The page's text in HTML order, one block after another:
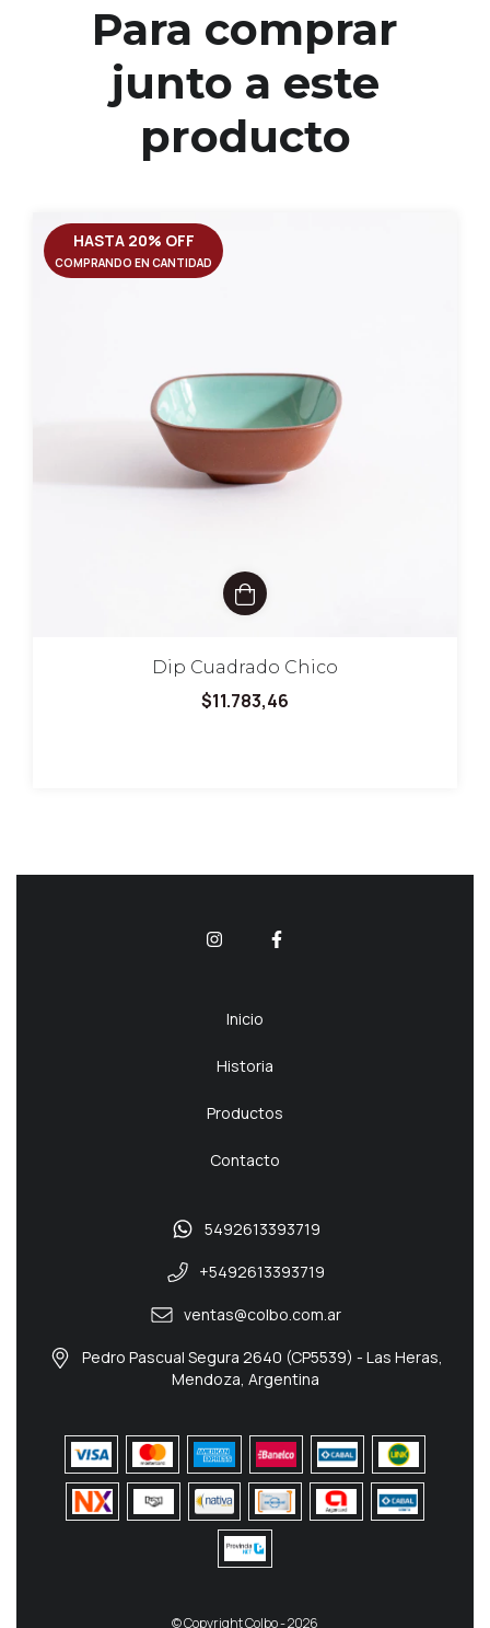
Para comprar
junto a este
producto
HASTA 20% OFF
COMPRANDO EN CANTIDAD
Dip Cuadrado Chico
$11.783,46
Inicio
Historia
Productos
Contacto
5492613393719
+5492613393719
ventas@colbo.com.ar
Pedro Pascual Segura 2640 (CP5539) - Las Heras,
Mendoza, Argentina
© Copyright Colbo - 2026